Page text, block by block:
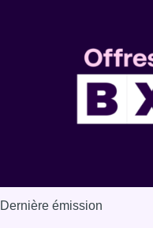
Dernière émission